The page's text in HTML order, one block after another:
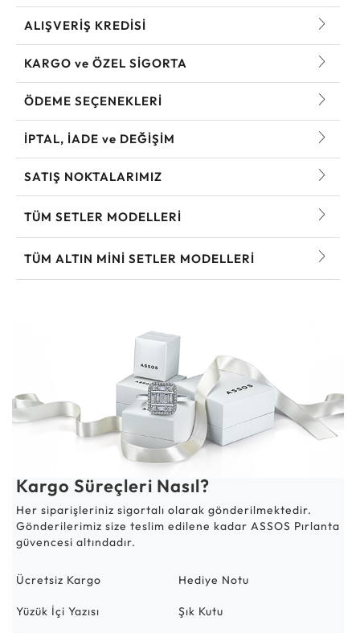
ALIŞVERİŞ KREDİSİ
KARGO ve ÖZEL SİGORTA
ÖDEME SEÇENEKLERİ
İPTAL, İADE ve DEĞİŞİM
SATIŞ NOKTALARIMIZ
TÜM SETLER MODELLERI
TÜM ALTIN MINI SETLER MODELLERI
Kargo Süreçleri Nasıl?
Her siparişleriniz sigortalı olarak gönderilmektedir.
Gönderilerimiz size teslim edilene kadar ASSOS Pırlanta
güvencesi altındadır.
Ücretsiz Kargo Hediye Notu
Yüzük İçi Yazısı Şık Kutu